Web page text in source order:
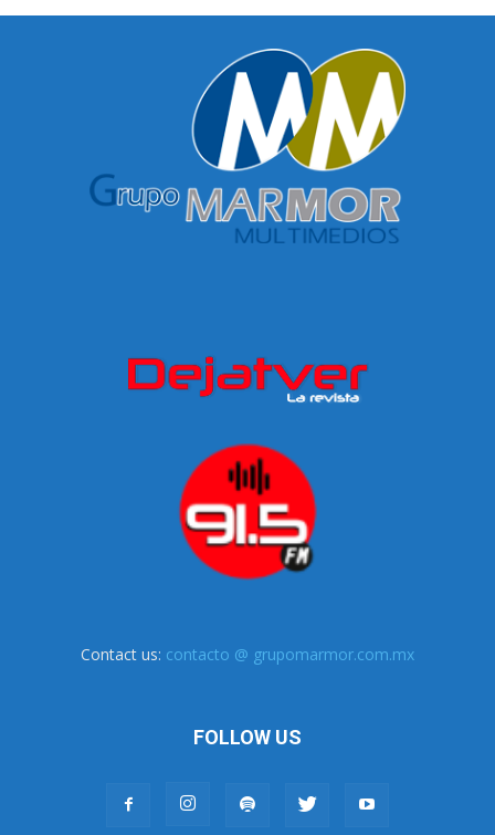
Contact us: contacto @ grupomarmor.com.mx
FOLLOW US